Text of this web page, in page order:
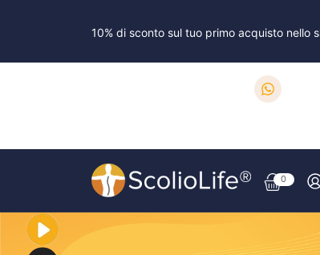
10% di sconto sul tuo primo acquisto nello
0